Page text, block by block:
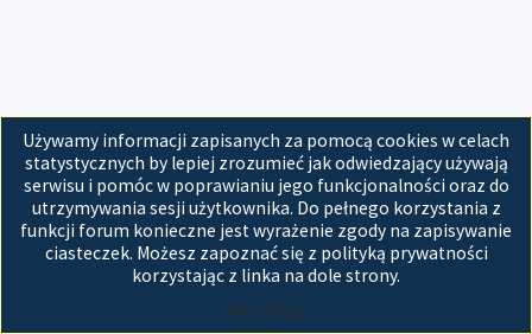
Używamy informacji zapisanych za pomocą cookies w celach
statystycznych by lepiej zrozumieć jak odwiedzający używają
serwisu i pomóc w poprawianiu jego funkcjonalności oraz do
utrzymywania sesji użytkownika. Do pełnego korzystania z
funkcji forum konieczne jest wyrażenie zgody na zapisywanie
ciasteczek. Możesz zapoznać się z polityką prywatności
korzystając z linka na dole strony.
Akceptuję